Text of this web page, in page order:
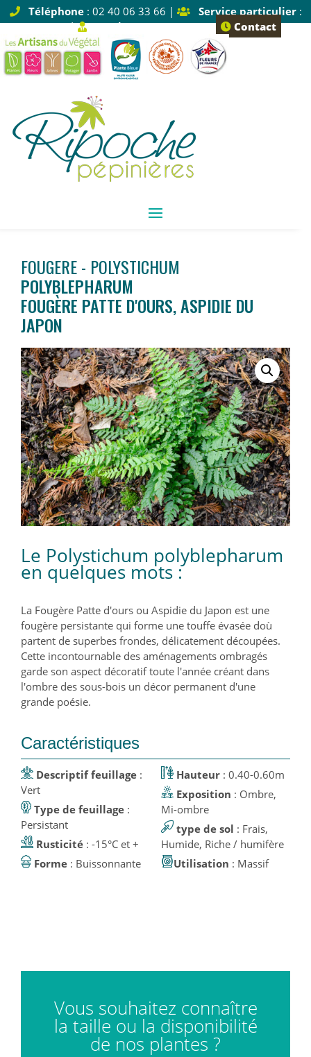
Téléphone: 02 40 06 33 66 | Service particulier:
Tapez 1 |
Service pro: Tapez 2 Contact
FOUGERE - POLYSTICHUM
POLYBLEPHARUM
FOUGÈRE PATTE D'OURS, ASPIDIE DU
JAPON
Le Polystichum polyblepharum
en quelques mots :
La Fougère Patte d'ours ou Aspidie du Japon est une
fougère persistante qui forme une touffe évasée doù
partent de superbes frondes, délicatement découpées.
Cette incontournable des aménagements ombragés
garde son aspect décoratif toute l'année créant dans
l'ombre des sous-bois un décor permanent d'une
grande poésie.
Caractéristiques
Descriptif feuillage :
Vert
Type de feuillage :
Persistant
Rusticité : -15°C et +
Forme
: Buissonnante
Hauteur: 0.40-0.60m
Exposition : Ombre,
Mi-ombre
type de sol : Frais,
Humide, Riche / humifère
Utilisation
: Massif
Vous souhaitez connaître
la taille ou la disponibilité
de nos plantes ?